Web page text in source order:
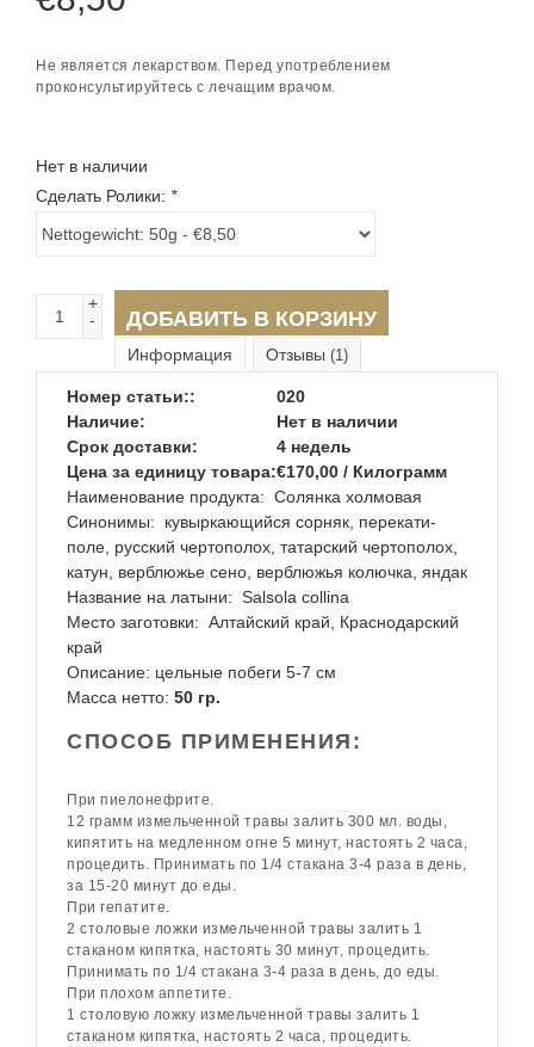
Не является лекарством. Перед употреблением
проконсультируйтесь с лечащим врачом.
Нет в наличии
Сделать Ролики: *
+
-
ДОБАВИТЬ В КОРЗИНУ
Информация Отзывы (1)
Номер статьи::
020
Наличие:
Нет в наличии
Срок доставки:
4 недель
Цена за единицу товара:€170,00 / Килограмм
Наименование продукта: Солянка холмовая
Синонимы: кувыркающийся сорняк, перекати-
поле, русский чертополох, татарский чертополох,
катун, верблюжье сено, верблюжья колючка, яндак
Название на латыни: Salsola collina
Место заготовки: Алтайский край, Краснодарский
край
Описание: цельные побеги 5-7 см
Масса нетто: 50 гр.
СПОСОБ ПРИМЕНЕНИЯ:
При пиелонефрите.
12 грамм измельченной травы залить 300 мл. воды,
кипятить на медленном огне 5 минут, настоять 2 часа,
процедить. Принимать по 1/4 стакана 3-4 раза в день,
за 15-20 минут до еды.
При гепатите.
2 столовые ложки измельченной травы залить 1
стаканом кипятка, настоять 30 минут, процедить.
Принимать по 1/4 стакана 3-4 раза в день, до еды.
При плохом аппетите.
1 столовую ложку измельченной травы залить 1
стаканом кипятка, настоять 2 часа, процедить.